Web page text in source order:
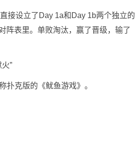
接设立了Day 1a和Day 1b两个独立的
阵表里。单败淘汰，赢了晋级，输了
”
扑克版的《鱿鱼游戏》。